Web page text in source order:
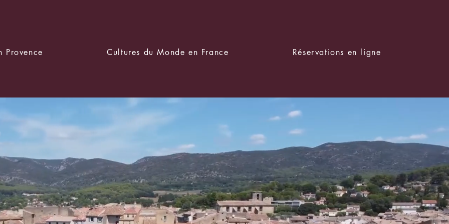
Provence Cultures du Monde en France Réservations en ligne